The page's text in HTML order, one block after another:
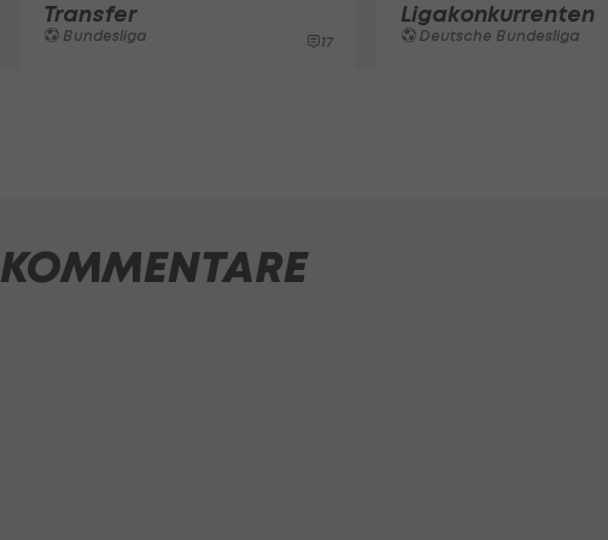
Transfer
Bundesliga 17
Ligakonkurrenten
Deutsche Bundesliga
KOMMENTARE